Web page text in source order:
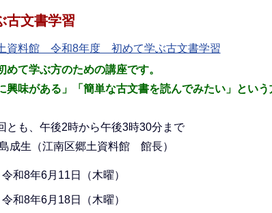
古文書学習
資料館 令和8年度 初めて学ぶ古文書学習
めて学ぶ方のための講座です。
興味がある」「簡単な古文書を読んでみたい」という
とも、午後2時から午後3時30分まで
成生（江南区郷土資料館 館長）
和8年6月11日（木曜）
和8年6月18日（木曜）